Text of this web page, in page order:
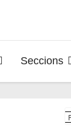
Seccions